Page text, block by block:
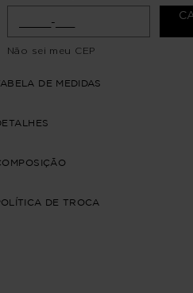
Não sei meu CEP
DE MEDIDAS
DE TROCA